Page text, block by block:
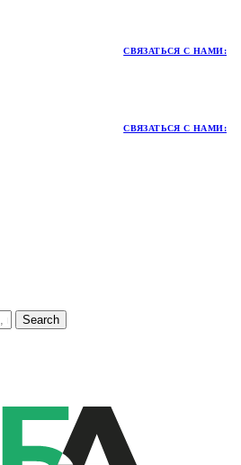
СВЯЗАТЬСЯ С НАМИ:
СВЯЗАТЬСЯ С НАМИ:
Search